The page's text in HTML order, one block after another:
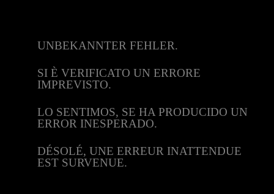
UNBEKANNTER FEHLER.
SI È VERIFICATO UN ERRORE
IMPREVISTO.
LO SENTIMOS, SE HA PRODUCIDO UN
ERROR INESPERADO.
DÉSOLÉ, UNE ERREUR INATTENDUE
EST SURVENUE.